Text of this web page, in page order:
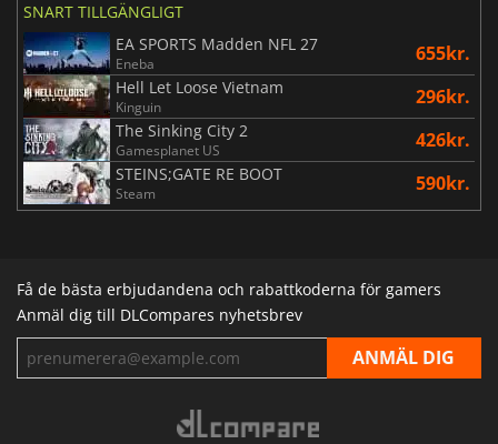
SNART TILLGÄNGLIGT
EA SPORTS Madden NFL 27
Eneba 655kr.
Hell Let Loose Vietnam
Kinguin 296kr.
The Sinking City 2
Gamesplanet US 426kr.
STEINS;GATE RE BOOT
Steam 590kr.
Få de bästa erbjudandena och rabattkoderna för gamers
Anmäl dig till DLCompares nyhetsbrev